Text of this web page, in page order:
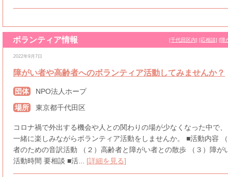
ボランティア情報 [千代田区内] [応相談] [障
2022年9月7日
障がい者や高齢者へのボランティア活動してみませんか？
団体
NPO法人ホープ
場所
東京都千代田区
コロナ禍で外出する機会や人との関わりの場が少なくなった中で
一緒に楽しみながらボランティア活動をしませんか。 ■活動内容
者のための音訳活動 （２）高齢者と障がい者との散歩 （３）障が
活動時間 要相談 ■活... [詳細を見る]